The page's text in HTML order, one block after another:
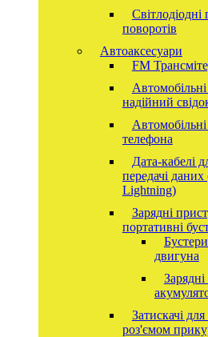
Світлодіодні
поворотів
Автоаксесуари
FM
надійний
телефона
Дата-кабелі
передачі
Lightning)
Зарядні
портативні
двигуна
Затискачі
роз'ємом